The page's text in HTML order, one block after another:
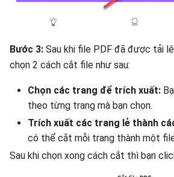
Bước 3: Sau khi file PDF đã được tải
chọn 2 cách cắt file như sau:
Chọn các trang để trích xuất:
theo từng trang mà bạn chọn.
Trích xuất các trang lẻ thành
có thể cắt mỗi trang thành một
Sau khi chọn xong cách cắt thì bạn